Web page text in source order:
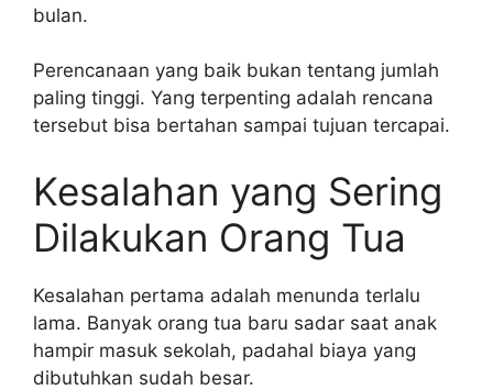
bulan.
Perencanaan yang baik bukan tentang jumlah
paling tinggi. Yang terpenting adalah rencana
tersebut bisa bertahan sampai tujuan tercapai.
Kesalahan yang Sering
Dilakukan Orang Tua
Kesalahan pertama adalah menunda terlalu
lama. Banyak orang tua baru sadar saat anak
hampir masuk sekolah, padahal biaya yang
dibutuhkan sudah besar.